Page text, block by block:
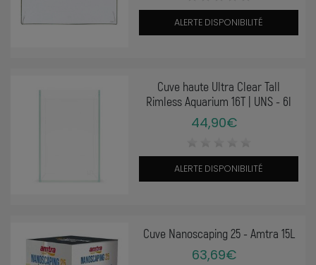
ALERTE DISPONIBILITÉ
Cuve haute Ultra Clear Tall
Rimless Aquarium 16T | UNS - 6l
44,90€
ALERTE DISPONIBILITÉ
Cuve Nanoscaping 25 - Amtra 15L
63,69€